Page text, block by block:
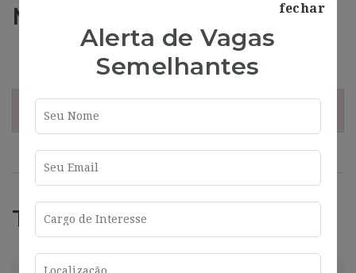
Más información
¡Esta oferta esta caducada!
Trabajos Relacionados
fechar
Alerta de Vagas
Semelhantes